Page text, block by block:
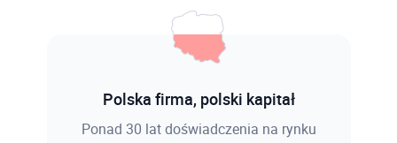
Polska firma, polski kapitał
Ponad 30 lat doświadczenia na rynku